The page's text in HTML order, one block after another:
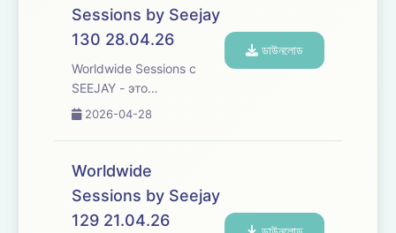
увлекательное
исследование
различных культур и
жанров танцевальной
Sessions by Seejay
130 28.04.26
Worldwide Sessions с
SEEJAY - это
захватывающее
путешествие, которое
переступает границы,
увлекательное
исследование
2026-04-28
ডাউনলোড
Worldwide
Sessions by Seejay
129 21.04.26